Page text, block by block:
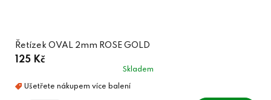
Řetízek OVAL 2mm ROSE GOLD
125 Kč
Skladem